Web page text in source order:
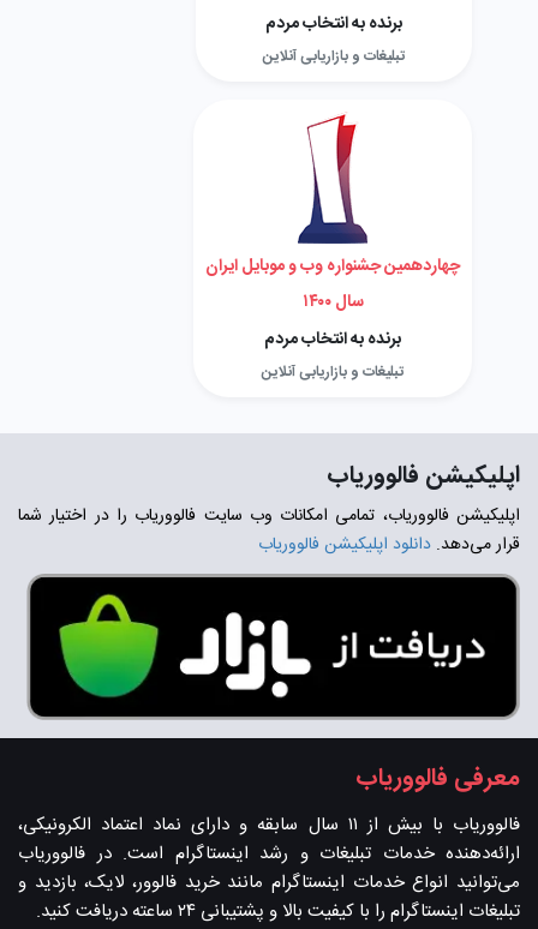
برنده به انتخاب مردم
تبلیغات و بازاریابی آنلاین
چهاردهمین جشنواره وب و موبایل ایران
سال ۱۴۰۰
برنده به انتخاب مردم
تبلیغات و بازاریابی آنلاین
اپلیکیشن فالووریاب
اپلیکیشن فالووریاب، تمامی امکانات وب سایت فالووریاب را در اختیار شما
قرار می‌دهد. دانلود اپلیکیشن فالووریاب
معرفی فالووریاب
فالووریاب با بیش از ۱۱ سال سابقه و دارای نماد اعتماد الکرونیکی،
ارائه‌دهنده خدمات تبلیغات و رشد اینستاگرام است. در فالووریاب
می‌توانید انواع خدمات اینستاگرام مانند خرید فالوور، لایک، بازدید و
تبلیغات اینستاگرام را با کیفیت بالا و پشتیبانی ۲۴ ساعته دریافت کنید.